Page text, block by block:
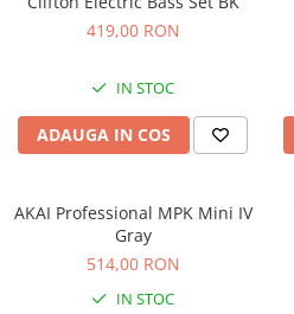
Recordere de studio
Recordere portabile
Subwoofere de studio
Accesorii pentru lumini
Cabluri de Alimentare
419,00 RON
IN STOC
ADAUGA IN COS
AKAI Professional MPK Mini IV
Gray
514,00 RON
IN STOC